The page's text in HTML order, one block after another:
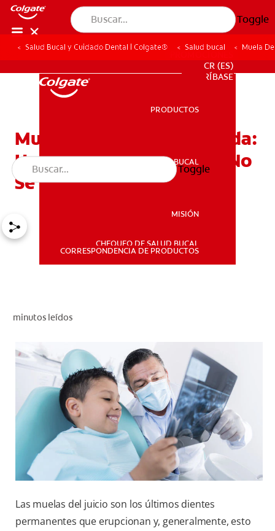
Toggle
SALUD BUCAL
PROMOCIONES
CR (ES)
SUSCRÍBASE
CR (ES)
SUSCRÍBASE
PRODUCTOS
SALUD BUCAL
MISIÓN
CHEQUEO DE SALUD BUCAL
CORRESPONDENCIA DE PRODUCTOS
Toggle
Salud Bucal y Cuidado Dental | Colgate® Salud bucal Muela
Muela Del Juicio Fracturada:
Hay Efectos Adversos Si No
Se Trata
minutos leídos
Las muelas del juicio son los últimos dientes
permanentes que erupcionan y, generalmente, esto